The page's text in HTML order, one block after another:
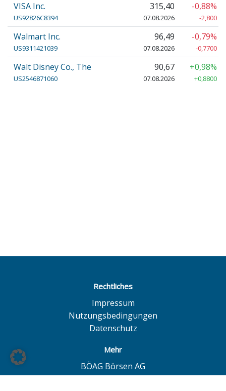
VISA Inc.
US92826C8394
315,40
07.08.2026
-0,88%
-2,800
Walmart Inc.
US9311421039
96,49
07.08.2026
-0,79%
-0,7700
Walt Disney Co., The
US2546871060
90,67
07.08.2026
+0,98%
+0,8800
Rechtliches
Impressum
Nutzungsbedingungen
Datenschutz
Mehr
BÖAG Börsen AG
Börse Hamburg